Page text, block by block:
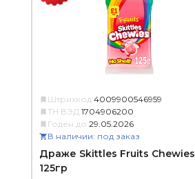
Штрихкод: 4009900546959
ТН ВЭД: 1704906200
Годен до: 29.05.2026
В наличии: под заказ
Драже Skittles Fruits Chewies
125гр